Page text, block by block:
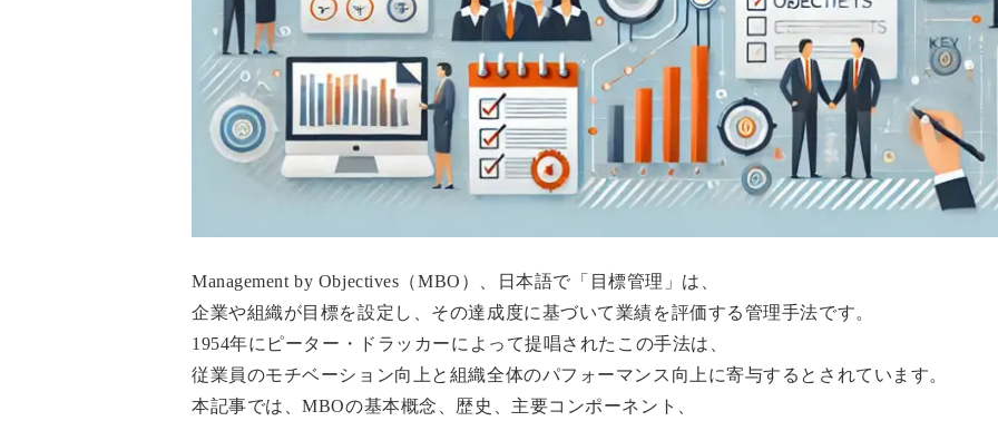
Management by Objectives（MBO）、日本語で「目標管理」は、
企業や組織が目標を設定し、その達成度に基づいて業績を評価する管理手法です。
1954年にピーター・ドラッカーによって提唱されたこの手法は、
従業員のモチベーション向上と組織全体のパフォーマンス向上に寄与するとされています。
本記事では、MBOの基本概念、歴史、主要コンポーネント、